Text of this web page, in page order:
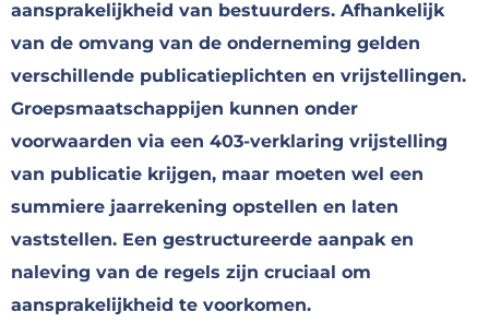
aansprakelijkheid van bestuurders. Afhankelijk
van de omvang van de onderneming gelden
verschillende publicatieplichten en vrijstellingen.
Groepsmaatschappijen kunnen onder
voorwaarden via een 403-verklaring vrijstelling
van publicatie krijgen, maar moeten wel een
summiere jaarrekening opstellen en laten
vaststellen. Een gestructureerde aanpak en
naleving van de regels zijn cruciaal om
aansprakelijkheid te voorkomen.